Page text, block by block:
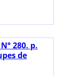
280. p.
de